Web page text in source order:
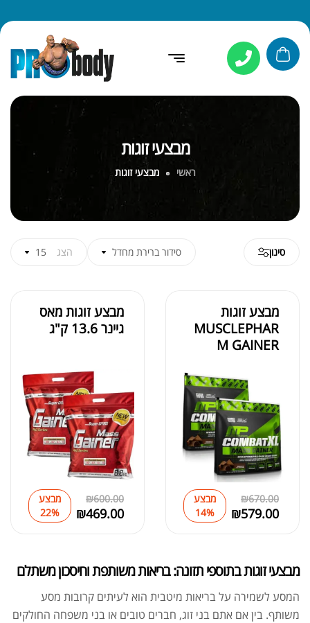
מבצעי זוגות
ראשי מבצעי זוגות
סינון סידור ברירת מחדל הצג 15
מבצע זוגות
MUSCLEPHAR
M GAINER
₪670.00
₪579.00
מבצע
14%
מבצע זוגות מאס
גיינר 13.6 ק"ג
₪600.00
₪469.00
מבצע
22%
מבצעי זוגות בתוספי תזונה: בריאות משותפת וחיסכון משתלם
המסע לשמירה על בריאות מיטבית הוא לעיתים קרובות מסע
משותף. בין אם אתם בני זוג, חברים טובים או בני משפחה החולקים